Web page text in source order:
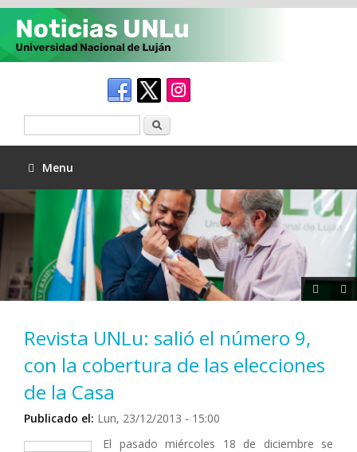
Menu
Revista UNLu: salió el número 9,
con la cobertura de las elecciones
de la Casa
Publicado el: Lun, 23/12/2013 - 15:00
El pasado miércoles 18 de diciembre se